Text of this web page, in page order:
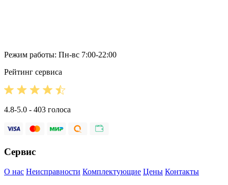
Режим работы: Пн-вс 7:00-22:00
Рейтинг сервиса
4.8-5.0 - 403 голоса
Сервис
О нас Неисправности Комплектующие Цены Контакты